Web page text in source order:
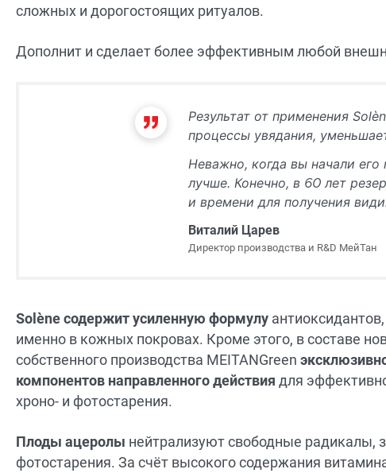
сложных и дорогостоящих ритуалов.
Дополнит и сделает более эффективным любой
Результат от применения
процессы увядания,
Неважно, когда вы начали
лучше. Конечно, в 60 лет
и времени для получения
Виталий Царев
Директор производства и R&D МейТан
Solène содержит усиленную формулу
именно в кожных покровах. Кроме этого, в составе
собственного производства MEITANGreen
компонентов направленного действия для
хроно- и фотостарения.
Плоды ацеролы нейтрализуют свободные радикалы,
фотостарения. За счёт высокого содержания